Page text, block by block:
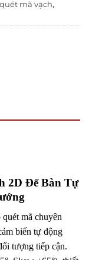
mã vạch,
2D Để Bàn Tự
mã chuyên
biến tự động
tượng tiếp cận.